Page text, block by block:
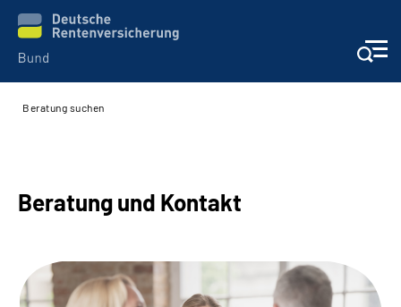
Beratung & Kontakt
Karriere
Beratung suchen
Beratung und Kontakt